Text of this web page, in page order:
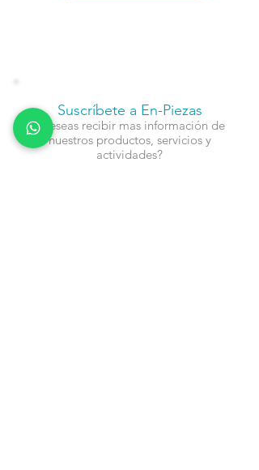
Suscríbete a En-Piezas
¿Deseas recibir mas información de
nuestros productos, servicios y
actividades?